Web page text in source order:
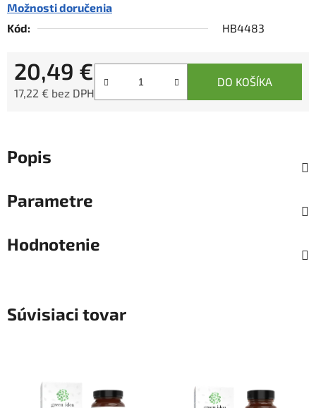
Možnosti doručenia
Kód:
HB4483
20,49 €
17,22 € bez DPH
DO KOŠÍKA
Popis
Parametre
Hodnotenie
Súvisiaci tovar